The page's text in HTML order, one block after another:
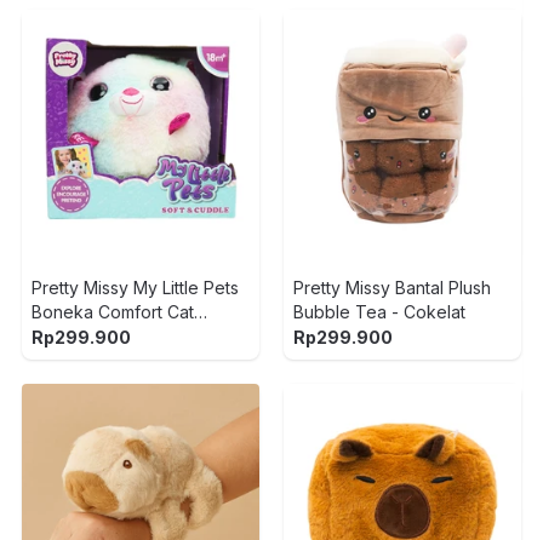
Pretty Missy My Little Pets
Boneka Comfort Cat
Lampu & Suara - Putih
Rp299.900
Pretty Missy Bantal Plush
Bubble Tea - Cokelat
Rp299.900